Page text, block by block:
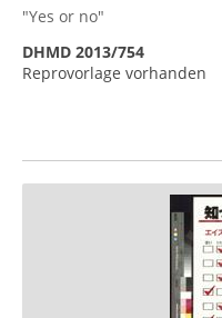
"Yes or no"
DHMD 2013/754
Reprovorlage vorhanden